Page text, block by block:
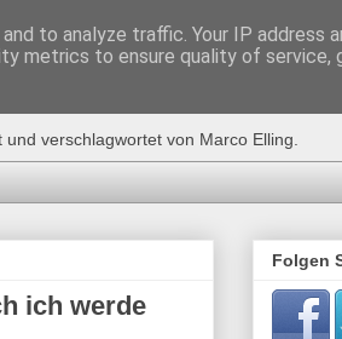
verschlagwortet von Marco Elling.
ich werde
Folgen
to analyze traffic. Your IP address
metrics to ensure quality of service,